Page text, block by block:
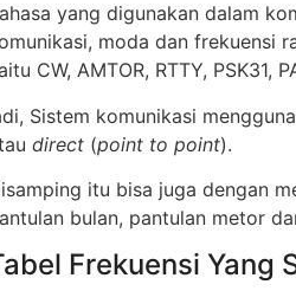
yang digunakan dalam
moda dan frekuensi
CW, AMTOR, RTTY, PSK31,
Sistem komunikasi
direct (point to point).
itu bisa juga dengan
bulan, pantulan metor
Frekuensi Yang